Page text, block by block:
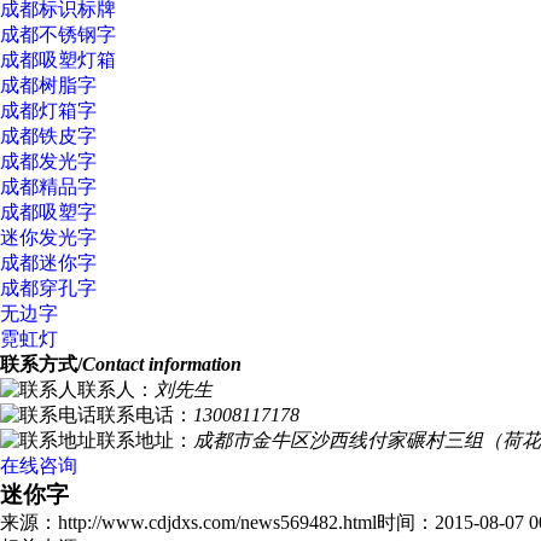
成都标识标牌
成都不锈钢字
成都吸塑灯箱
成都树脂字
成都灯箱字
成都铁皮字
成都发光字
成都精品字
成都吸塑字
迷你发光字
成都迷你字
成都穿孔字
无边字
霓虹灯
联系方式/Contact information
联系人： 刘先生
联系电话： 13008117178
联系地址： 成都市金牛区沙西线付家碾村三组（荷花
在线咨询
迷你字
来源：http://www.cdjdxs.com/news569482.html时间：2015-08-07